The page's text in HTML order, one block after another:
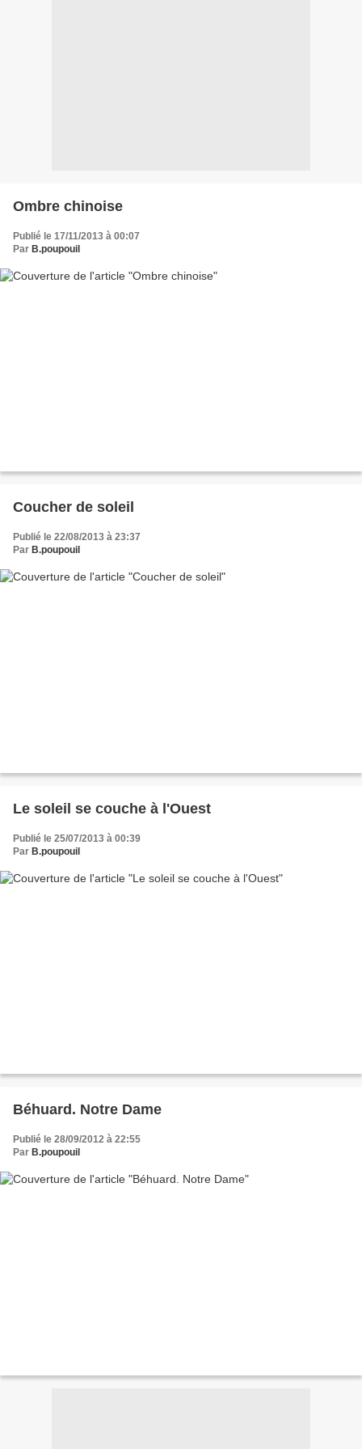
Ombre chinoise
Publié le 17/11/2013 à 00:07
Par B.poupouil
Coucher de soleil
Publié le 22/08/2013 à 23:37
Par B.poupouil
Le soleil se couche à l'Ouest
Publié le 25/07/2013 à 00:39
Par B.poupouil
Béhuard. Notre Dame
Publié le 28/09/2012 à 22:55
Par B.poupouil